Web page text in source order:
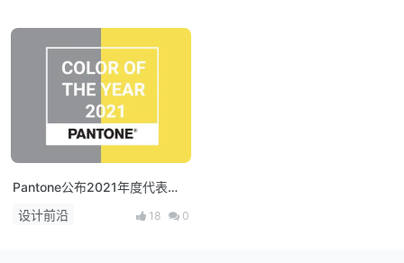
Pantone公布2021年度代表色
（极致灰+亮丽黄）
设计前沿 18 0